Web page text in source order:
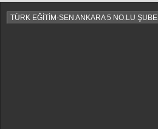
TÜRK EĞİTİM-SEN ANKARA 5 NO.LU ŞUBE